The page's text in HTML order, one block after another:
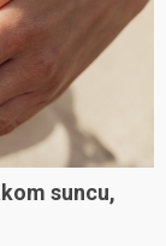
suncu,